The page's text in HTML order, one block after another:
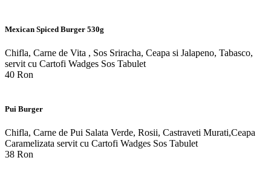
Mexican Spiced Burger 530g
Chifla, Carne de Vita , Sos Sriracha, Ceapa si Jalapeno, Tabasco,
servit cu Cartofi Wadges Sos Tabulet
40 Ron
Pui Burger
Chifla, Carne de Pui Salata Verde, Rosii, Castraveti Murati,Ceapa
Caramelizata servit cu Cartofi Wadges Sos Tabulet
38 Ron